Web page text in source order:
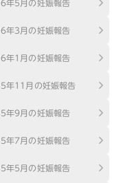
年5月の妊娠報告
年3月の妊娠報告
年1月の妊娠報告
年11月の妊娠報告
年9月の妊娠報告
年7月の妊娠報告
年5月の妊娠報告